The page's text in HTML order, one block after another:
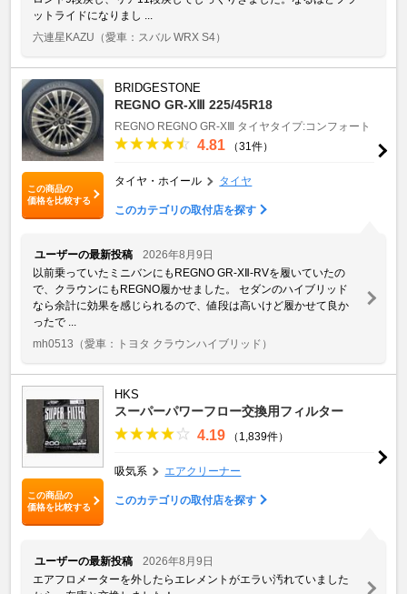
ットライドになりまし ...
六連星KAZU （愛車：スバル WRX S4）
この商品の
価格を比較する
BRIDGESTONE
REGNO GR-XⅢ 225/45R18
REGNO REGNO GR-XⅢ タイヤタイプ:コンフォート
4.81 （31件）
タイヤ・ホイール タイヤ
このカテゴリの取付店を探す
ユーザーの最新投稿
2026年8月9日
以前乗っていたミニバンにもREGNO GR-XⅡ-RVを履いていたの
で、クラウンにもREGNO履かせました。 セダンのハイブリッド
なら余計に効果を感じられるので、値段は高いけど履かせて良か
ったで ...
mh0513 （愛車：トヨタ クラウンハイブリッド）
この商品の
価格を比較する
HKS
スーパーパワーフロー交換用フィルター
4.19 （1,839件）
吸気系 エアクリーナー
このカテゴリの取付店を探す
ユーザーの最新投稿
2026年8月9日
エアフロメーターを外したらエレメントがエラい汚れていました